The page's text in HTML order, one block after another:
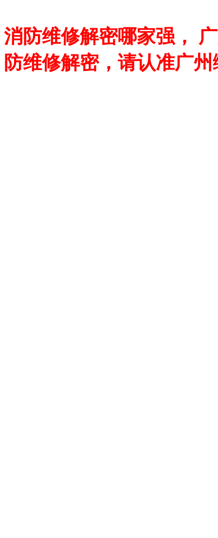
消防维修解密哪家强，
防维修解密，请认准广